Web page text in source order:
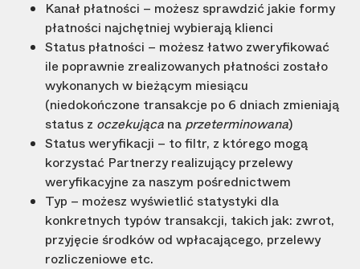
Kanał płatności – możesz sprawdzić jakie formy
płatności najchętniej wybierają klienci
Status płatności – możesz łatwo zweryfikować
ile poprawnie zrealizowanych płatności zostało
wykonanych w bieżącym miesiącu
(niedokończone transakcje po 6 dniach zmieniają
status z oczekująca na przeterminowana)
Status weryfikacji – to filtr, z którego mogą
korzystać Partnerzy realizujący przelewy
weryfikacyjne za naszym pośrednictwem
Typ – możesz wyświetlić statystyki dla
konkretnych typów transakcji, takich jak: zwrot,
przyjęcie środków od wpłacającego, przelewy
rozliczeniowe etc.